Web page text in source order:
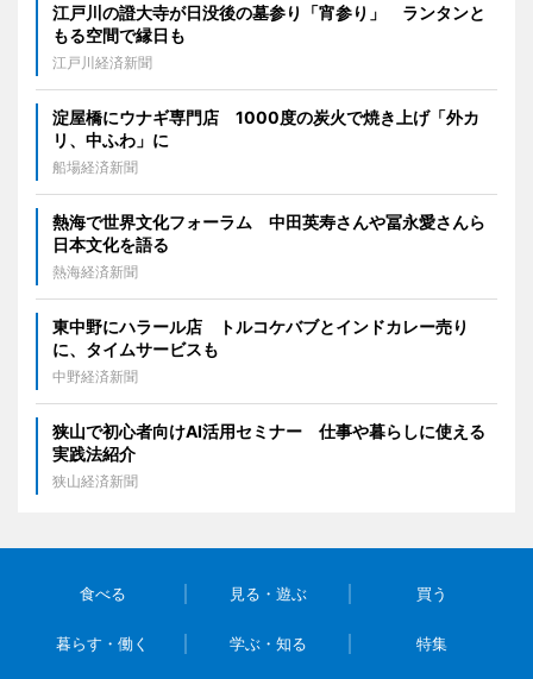
江戸川の證大寺が日没後の墓参り「宵参り」 ランタンと
もる空間で縁日も
江戸川経済新聞
淀屋橋にウナギ専門店 1000度の炭火で焼き上げ「外カ
リ、中ふわ」に
船場経済新聞
熱海で世界文化フォーラム 中田英寿さんや冨永愛さんら
日本文化を語る
熱海経済新聞
東中野にハラール店 トルコケバブとインドカレー売り
に、タイムサービスも
中野経済新聞
狭山で初心者向けAI活用セミナー 仕事や暮らしに使える
実践法紹介
狭山経済新聞
食べる 見る・遊ぶ 買う
暮らす・働く 学ぶ・知る 特集